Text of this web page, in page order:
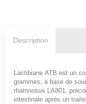
Description
Lactibiane ATB est un
grammes, à base de
rhamnosus LA801,
intestinale après un